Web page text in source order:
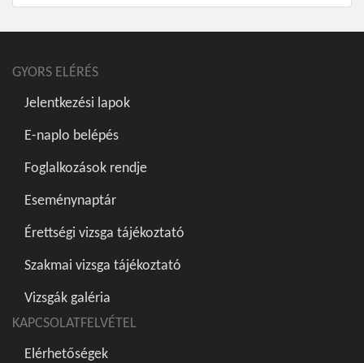
GYORS ELÉRÉS
Jelentkezési lapok
E-naplo belépés
Foglalkozások rendje
Eseménynaptár
Érettségi vizsga tájékoztató
Szakmai vizsga tájékoztató
Vizsgák galéria
KAPCSOLATFELVÉTEL
Elérhetőségek